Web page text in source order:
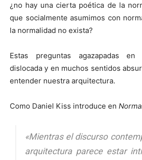
¿no hay una cierta poética de la
que socialmente asumimos con
la normalidad no exista?
Estas preguntas agazapadas en
dislocada y en muchos sentidos
entender nuestra arquitectura.
Como Daniel Kiss introduce en
«Mientras el discurso
arquitectura parece estar